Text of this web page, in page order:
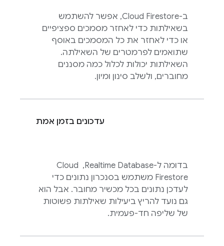
ב-Cloud Firestore, אפשר להשתמש
בשאילתות כדי לאחזר מסמכים ספציפיים
או כדי לאחזר את כל המסמכים באוסף
שתואמים לפרמטרים של השאילתה.
השאילתות יכולות לכלול כמה מסננים
מחוברים, ולשלב סינון ומיון.
עדכונים בזמן אמת
בדומה ל-Realtime Database
, ‏
Cloud
Firestore משתמש בסנכרון נתונים כדי
לעדכן נתונים בכל מכשיר מחובר. אבל הוא
גם נועד להריץ ביעילות שאילתות פשוטות
של שליפה חד-פעמית.